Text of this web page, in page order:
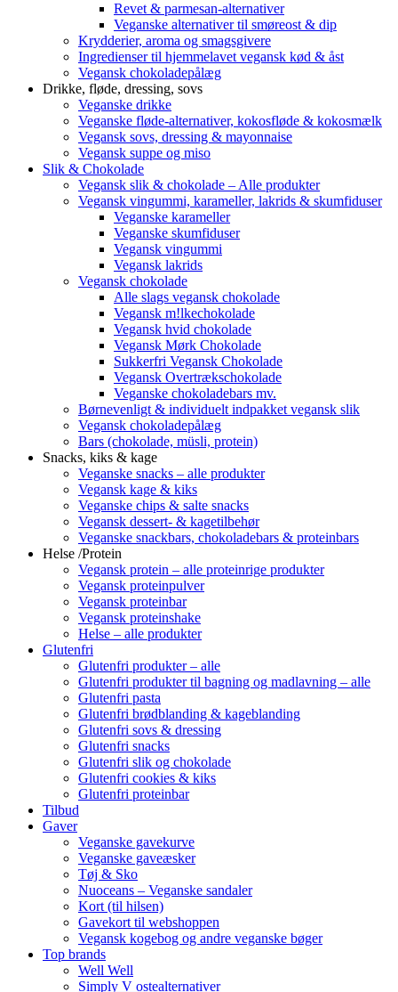
Revet & parmesan-alternativer
Veganske alternativer til smøreost & dip
Krydderier, aroma og smagsgivere
Ingredienser til hjemmelavet vegansk kød & åst
Vegansk chokoladepålæg
Drikke, fløde, dressing, sovs
Veganske drikke
Veganske fløde-alternativer, kokosfløde & kokosmælk
Vegansk sovs, dressing & mayonnaise
Vegansk suppe og miso
Slik & Chokolade
Vegansk slik & chokolade – Alle produkter
Vegansk vingummi, karameller, lakrids & skumfiduser
Veganske karameller
Veganske skumfiduser
Vegansk vingummi
Vegansk lakrids
Vegansk chokolade
Alle slags vegansk chokolade
Vegansk m!lkechokolade
Vegansk hvid chokolade
Vegansk Mørk Chokolade
Sukkerfri Vegansk Chokolade
Vegansk Overtrækschokolade
Veganske chokoladebars mv.
Børnevenligt & individuelt indpakket vegansk slik
Vegansk chokoladepålæg
Bars (chokolade, müsli, protein)
Snacks, kiks & kage
Veganske snacks – alle produkter
Vegansk kage & kiks
Veganske chips & salte snacks
Vegansk dessert- & kagetilbehør
Veganske snackbars, chokoladebars & proteinbars
Helse /Protein
Vegansk protein – alle proteinrige produkter
Vegansk proteinpulver
Vegansk proteinbar
Vegansk proteinshake
Helse – alle produkter
Glutenfri
Glutenfri produkter – alle
Glutenfri produkter til bagning og madlavning – alle
Glutenfri pasta
Glutenfri brødblanding & kageblanding
Glutenfri sovs & dressing
Glutenfri snacks
Glutenfri slik og chokolade
Glutenfri cookies & kiks
Glutenfri proteinbar
Tilbud
Gaver
Veganske gavekurve
Veganske gaveæsker
Tøj & Sko
Nuoceans – Veganske sandaler
Kort (til hilsen)
Gavekort til webshoppen
Vegansk kogebog og andre veganske bøger
Top brands
Well Well
Simply V ostealternativer